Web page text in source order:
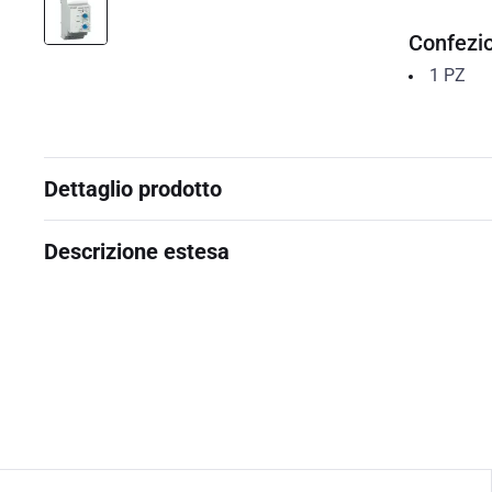
1 PZ
Dettaglio prodotto
Descrizione estesa